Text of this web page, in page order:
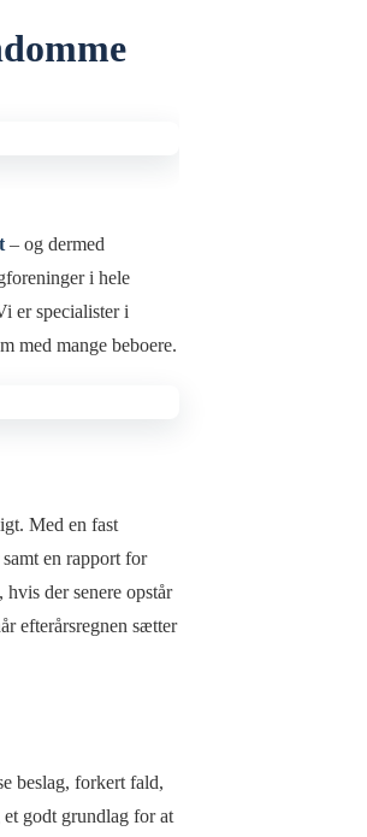
– og dermed
i hele
er specialister i
med mange beboere.
Med en fast
en rapport for
der senere opstår
efterårsregnen sætter
beslag, forkert fald,
godt grundlag for at